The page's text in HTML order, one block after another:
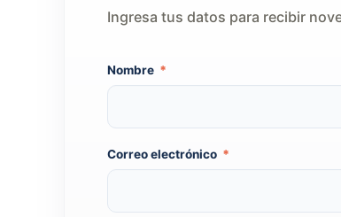
Ingresa tus datos para recibir
Nombre *
e
l
c
Correo electrónico *